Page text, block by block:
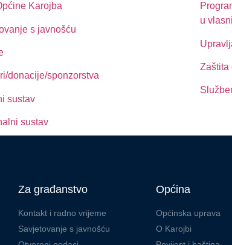
Karojba
s javnošću
donacije/sponzorstva
sustav
sustav
u
Zaštita
Za građanstvo
Kontakt i radno vrijeme
Savjetovanje s javnošću
Općina
Općinska uprava
O Karojbi